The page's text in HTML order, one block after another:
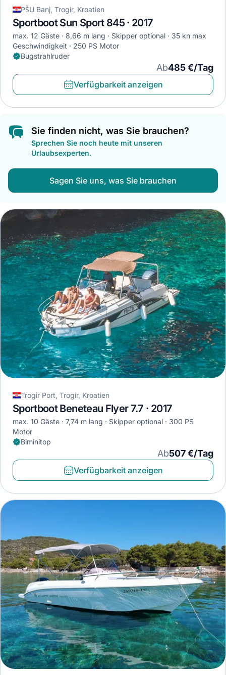
PŠU Banj, Trogir, Kroatien
Sportboot Sun Sport 845 · 2017
max. 12 Gäste 8,66 m lang Skipper optional
35 kn max
Geschwindigkeit
250 PS Motor
Bugstrahlruder
Ab485 €/Tag
Verfügbarkeit anzeigen
Sie finden nicht, was Sie brauchen?
Sprechen Sie noch heute mit unseren
Urlaubsexperten.
Sagen Sie uns, was Sie brauchen
Trogir Port, Trogir, Kroatien
Sportboot Beneteau Flyer 7.7 · 2017
max. 10 Gäste 7,74 m lang Skipper optional
300 PS
Motor
Biminitop
Ab507 €/Tag
Verfügbarkeit anzeigen